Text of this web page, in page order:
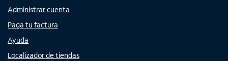
Administrar cuenta
Paga tu factura
Ayuda
Localizador de tiendas